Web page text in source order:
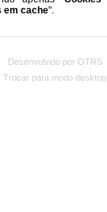
Desenvolvido por OTRS
Trocar para modo desktop